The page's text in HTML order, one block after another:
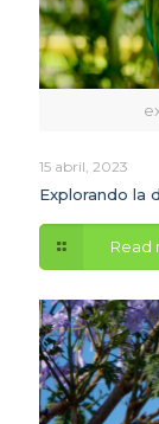
15 abril, 2023
Explorando la
Read